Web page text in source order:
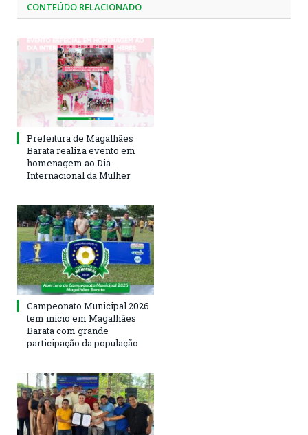
CONTEÚDO RELACIONADO
Prefeitura de Magalhães
Barata realiza evento em
homenagem ao Dia
Internacional da Mulher
Campeonato Municipal 2026
tem início em Magalhães
Barata com grande
participação da população